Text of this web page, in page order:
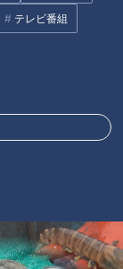
テレビ番組
で男性が女性
いうイタリアの
施しています。
々な活動を積極
ち溢れて、いろ
トプロモーション